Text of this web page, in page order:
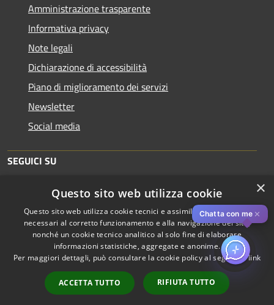
Amministrazione trasparente
Informativa privacy
Note legali
Dichiarazione di accessibilità
Piano di miglioramento dei servizi
Newsletter
Social media
SEGUICI SU
RSS
Accessibilità
Copyright © 2026 • Comune di
Piacenza • Powered by
Municipium•
Accesso
redazione
Chatta con me ✕
×
Questo sito web utilizza cookie
Questo sito web utilizza cookie tecnici e assimilati strettamente
necessari al corretto funzionamento e alla navigazione del sito,
nonché un cookie tecnico analitico al solo fine di elaborare
informazioni statistiche, aggregate e anonime.
Per maggiori dettagli, può consultare la cookie policy al seguentelink
ACCETTA TUTTO RIFIUTA TUTTO